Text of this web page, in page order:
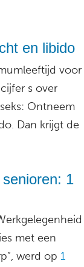
en libido
voor
s over
Ontneem
Dan krijgt de
1
met een
werd op 1